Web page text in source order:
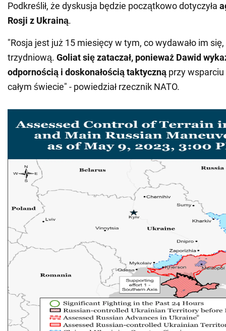
Podkreślił, że dyskusja będzie początkowo dotyczyła
Rosji z Ukrainą.
"Rosja jest już 15 miesięcy w tym, co wydawało im
trzydniową. Goliat się zataczał, ponieważ Dawid
odpornością i doskonałością taktyczną przy
całym świecie" - powiedział rzecznik NATO.